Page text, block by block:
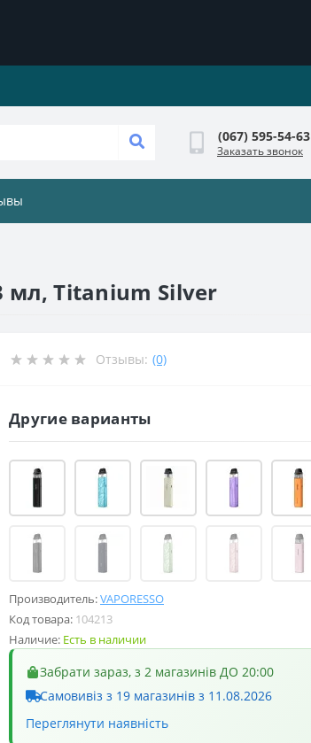
(067) 595-54-63
Заказать звонок
мл, Titanium Silver
Отзывы: (0)
Другие варианты
Производитель:VAPORESSO
Код товара: 104213
Наличие: Есть в наличии
Забрати зараз, з 2 магазинів ДО 20:00
Самовивіз з 19 магазинів з 11.08.2026
Переглянути наявність